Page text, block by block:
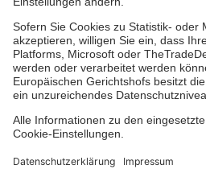
Über uns